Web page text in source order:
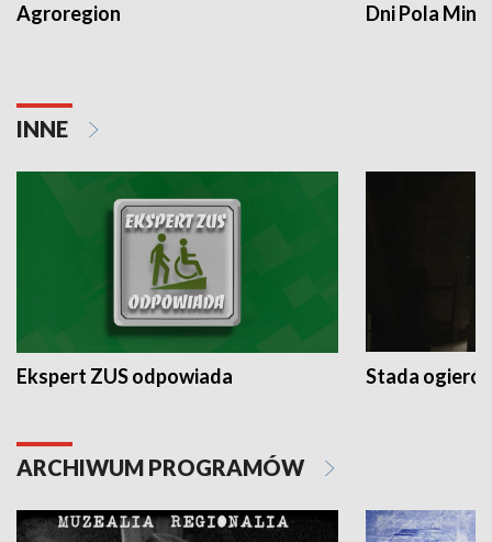
Agroregion Dni Pola
INNE
Ekspert ZUS odpowiada Stada
ARCHIWUM PROGRAMÓW